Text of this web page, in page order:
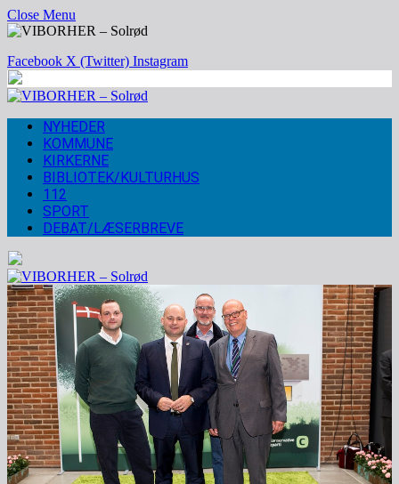
Close Menu
Facebook X (Twitter) Instagram
NYHEDER
KOMMUNE
KIRKERNE
BIBLIOTEK/KULTURHUS
112
SPORT
DEBAT/LÆSERBREVE